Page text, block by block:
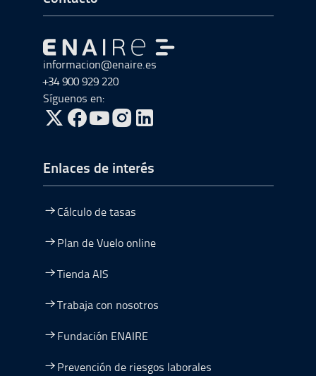
Ir a Ir al inicio
informacion@enaire.es
+34 900 929 220
Síguenos en:
ir a Twitter, abre en una nueva ventana
ir a Facebook, abre en una nueva ventana
ir a Youtube, abre en una nueva ventana
ir a Instagram, abre en una nueva
Enlaces de interés
Cálculo de tasas
Plan de Vuelo online
Tienda AIS
Trabaja con nosotros
Fundación ENAIRE
Prevención de riesgos laborales